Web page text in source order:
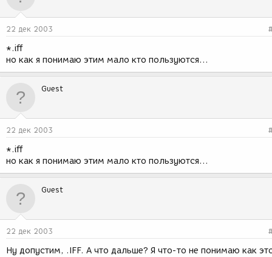
22 дек 2003
*.iff
но как я понимаю этим мало кто пользуются...
Guest
22 дек 2003
*.iff
но как я понимаю этим мало кто пользуются...
Guest
22 дек 2003
Ну допустим, .IFF. А что дальше? Я что-то не понимаю как